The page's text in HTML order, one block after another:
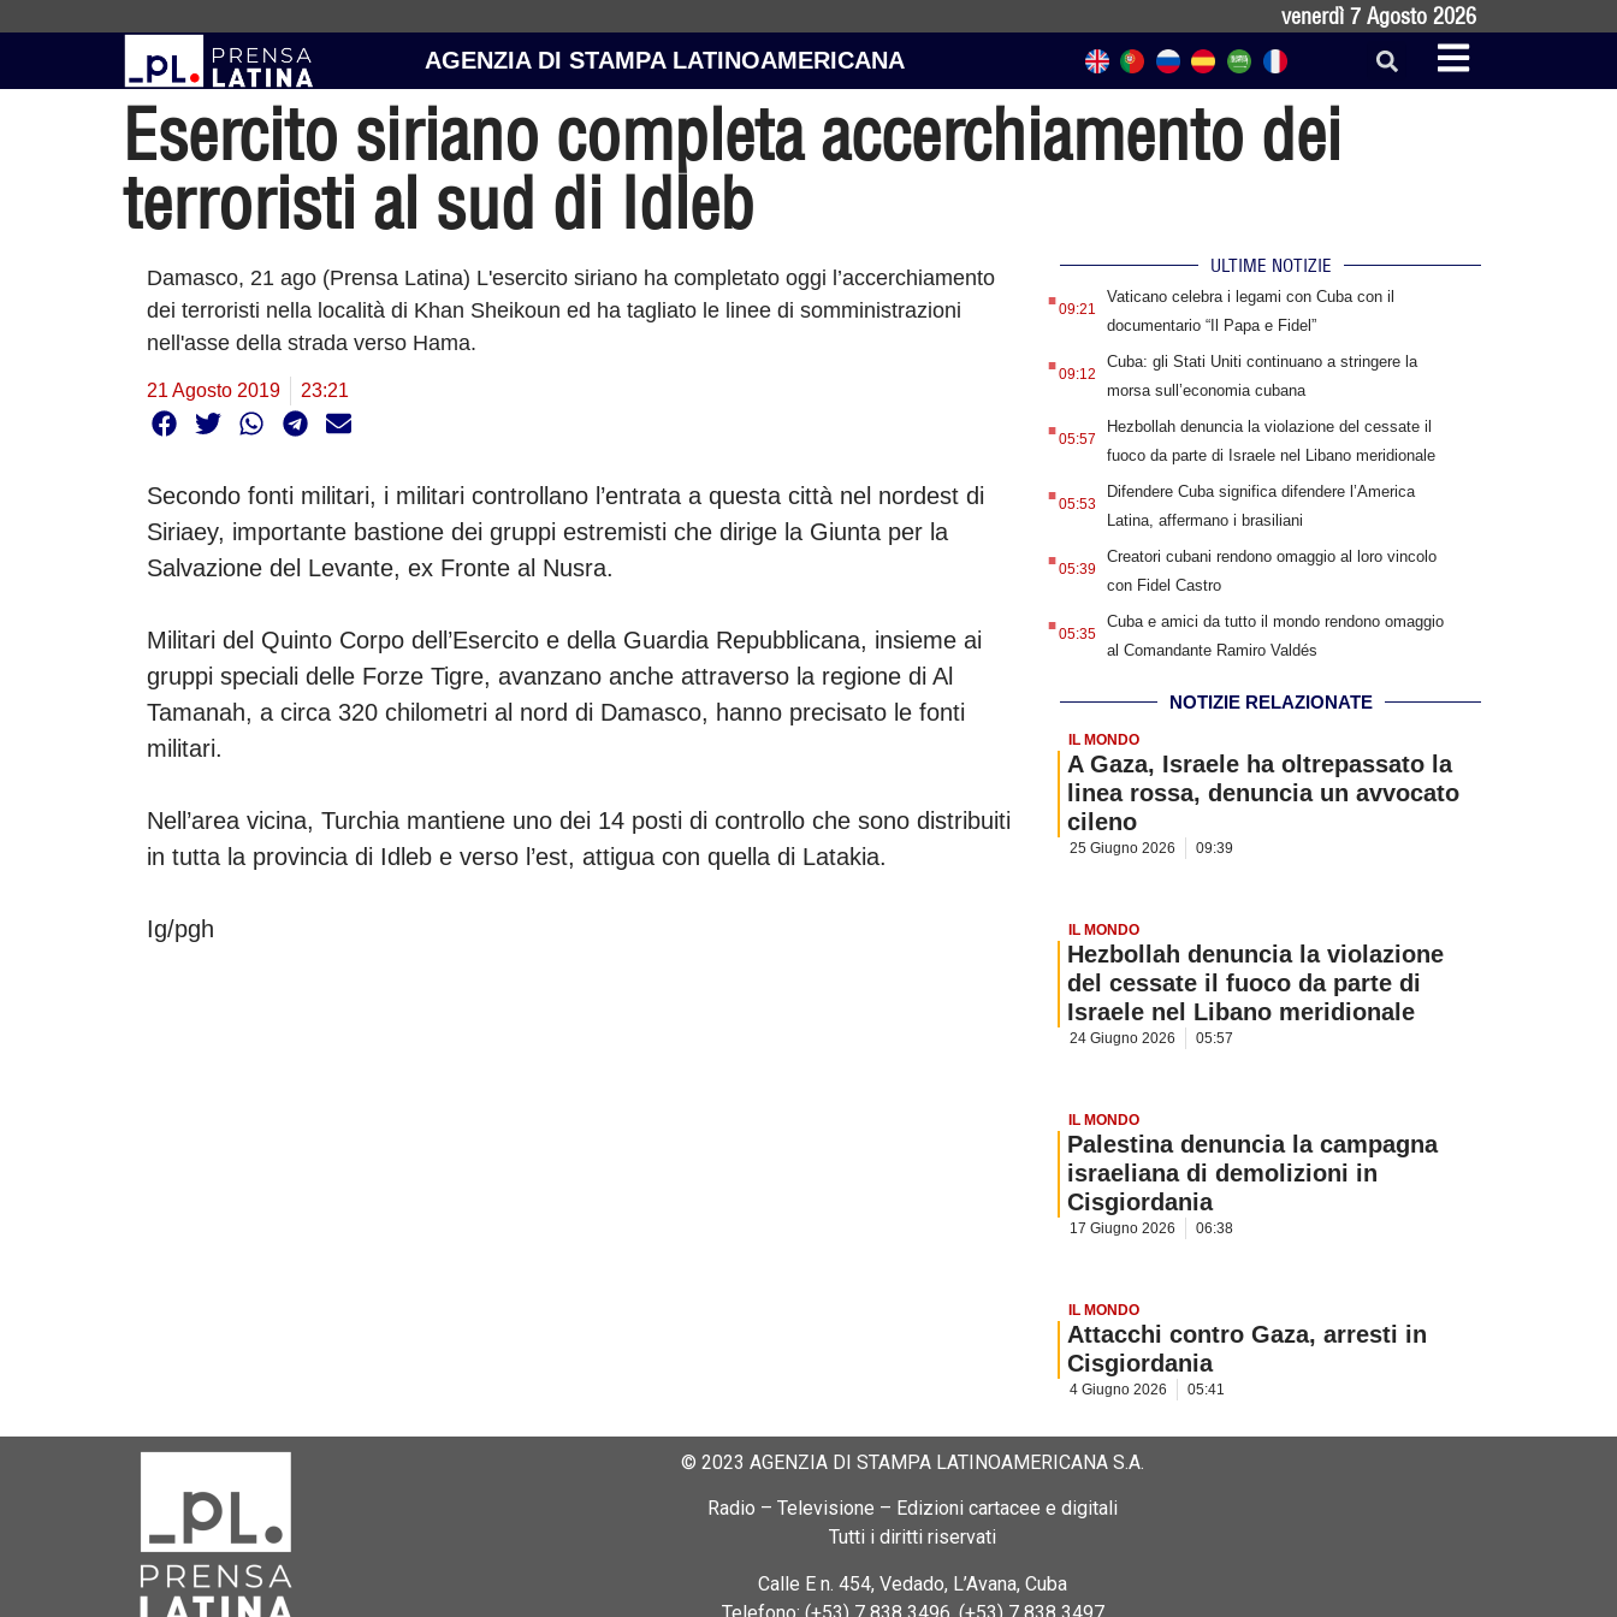
venerdì 7 Agosto 2026
AGENZIA DI STAMPA LATINOAMERICANA
Esercito siriano completa accerchiamento dei
terroristi al sud di Idleb
Damasco, 21 ago (Prensa Latina) L'esercito siriano ha completato oggi l’accerchiamento
dei terroristi nella località di Khan Sheikoun ed ha tagliato le linee di somministrazioni
nell'asse della strada verso Hama.
21 Agosto 2019 23:21
Secondo fonti militari, i militari controllano l’entrata a questa città nel nordest di
Siriaey, importante bastione dei gruppi estremisti che dirige la Giunta per la
Salvazione del Levante, ex Fronte al Nusra.
Militari del Quinto Corpo dell’Esercito e della Guardia Repubblicana, insieme ai
gruppi speciali delle Forze Tigre, avanzano anche attraverso la regione di Al
Tamanah, a circa 320 chilometri al nord di Damasco, hanno precisato le fonti
militari.
Nell’area vicina, Turchia mantiene uno dei 14 posti di controllo che sono distribuiti
in tutta la provincia di Idleb e verso l’est, attigua con quella di Latakia.
Ig/pgh
ULTIME NOTIZIE
.09:21
Vaticano celebra i legami con Cuba con il
documentario “Il Papa e Fidel”
.09:12
Cuba: gli Stati Uniti continuano a stringere la
morsa sull’economia cubana
.05:57
Hezbollah denuncia la violazione del cessate il
fuoco da parte di Israele nel Libano meridionale
.05:53
Difendere Cuba significa difendere l’America
Latina, affermano i brasiliani
.05:39
Creatori cubani rendono omaggio al loro vincolo
con Fidel Castro
.05:35
Cuba e amici da tutto il mondo rendono omaggio
al Comandante Ramiro Valdés
NOTIZIE RELAZIONATE
IL MONDO
A Gaza, Israele ha oltrepassato la
linea rossa, denuncia un avvocato
cileno
25 Giugno 2026 09:39
IL MONDO
Hezbollah denuncia la violazione
del cessate il fuoco da parte di
Israele nel Libano meridionale
24 Giugno 2026 05:57
IL MONDO
Palestina denuncia la campagna
israeliana di demolizioni in
Cisgiordania
17 Giugno 2026 06:38
IL MONDO
Attacchi contro Gaza, arresti in
Cisgiordania
4 Giugno 2026 05:41
© 2023 AGENZIA DI STAMPA LATINOAMERICANA S.A.
Radio – Televisione – Edizioni cartacee e digitali
Tutti i diritti riservati
Calle E n. 454, Vedado, L’Avana, Cuba